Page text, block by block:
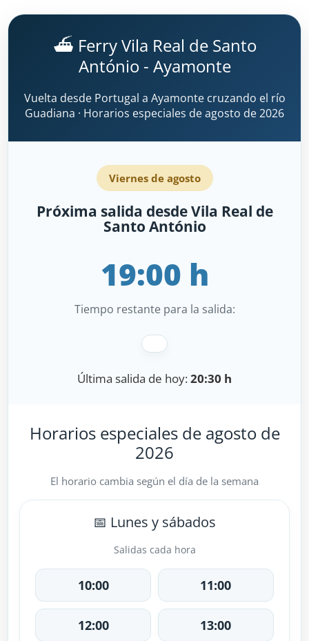
⛴️ Ferry Vila Real de Santo
António - Ayamonte
Vuelta desde Portugal a Ayamonte cruzando el río
Guadiana · Horarios especiales de agosto de 2026
Viernes de agosto
Próxima salida desde Vila Real de
Santo António
19:00 h
Tiempo restante para la salida:
Última salida de hoy:20:30 h
Horarios especiales de agosto de
2026
El horario cambia según el día de la semana
📅 Lunes y sábados
Salidas cada hora
10:00 11:00
12:00 13:00